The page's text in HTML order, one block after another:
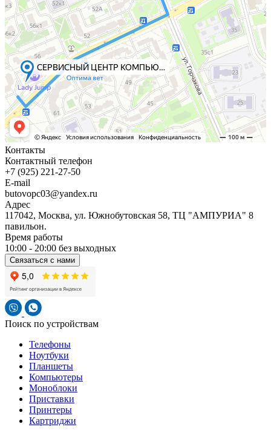
Контакты
Контактный телефон
+7 (925) 221-27-50
E-mail
butovopc03@yandex.ru
Адрес
117042, Москва, ул. Южнобутовская 58, ТЦ "АМПУРИА" 8
павильон.
Время работы
10:00 - 20:00 без выходных
Связаться с нами
Поиск по устройствам
Телефоны
Ноутбуки
Планшеты
Компьютеры
Моноблоки
Приставки
Принтеры
Картриджи